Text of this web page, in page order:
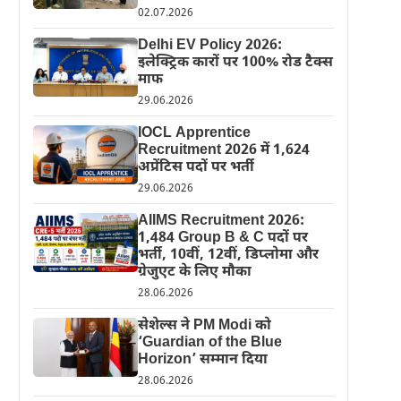
02.07.2026
Delhi EV Policy 2026:
इलेक्ट्रिक कारों पर 100% रोड टैक्स
माफ
29.06.2026
IOCL Apprentice
Recruitment 2026 में 1,624
अप्रेंटिस पदों पर भर्ती
29.06.2026
AIIMS Recruitment 2026:
1,484 Group B & C पदों पर
भर्ती, 10वीं, 12वीं, डिप्लोमा और
ग्रेजुएट के लिए मौका
28.06.2026
सेशेल्स ने PM Modi को
‘Guardian of the Blue
Horizon’ सम्मान दिया
28.06.2026